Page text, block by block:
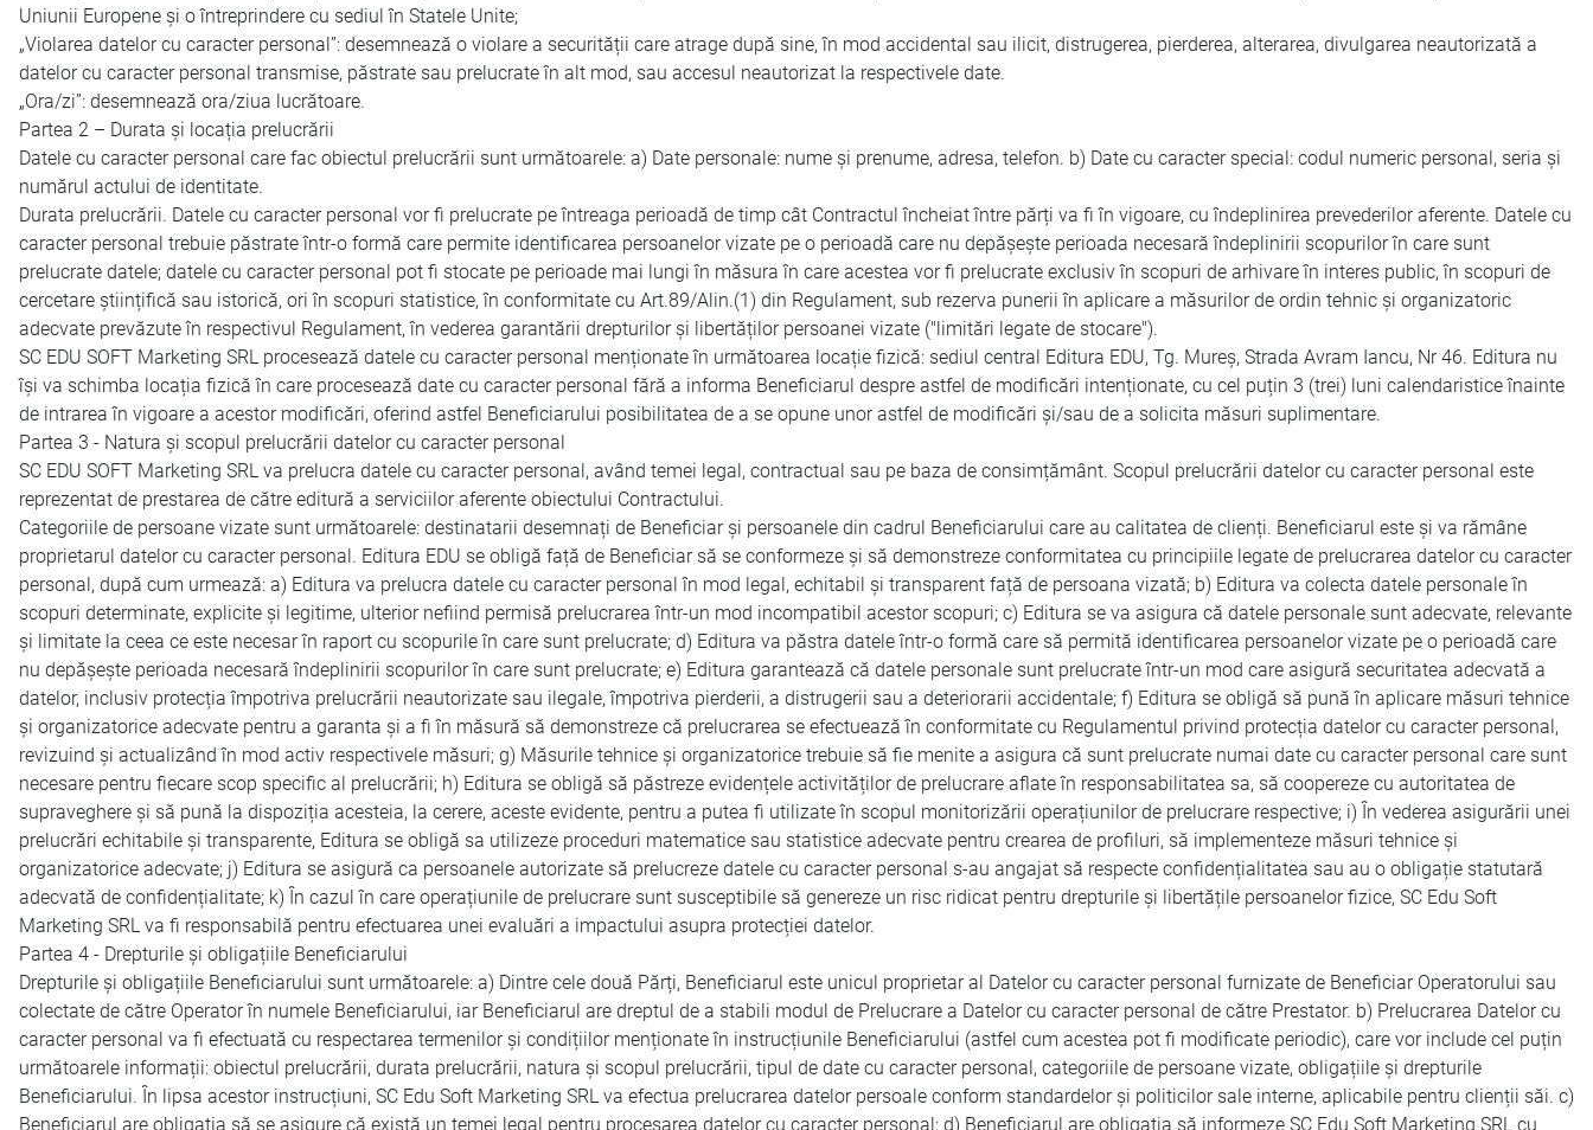
Uniunii Europene și o întreprindere cu sediul în Statele Unite;
„Violarea datelor cu caracter personal”: desemnează o violare a securității care atrage după sine, în mod accidental sau ilicit, distrugerea, pierderea, alterarea, divulgarea neautorizată a
datelor cu caracter personal transmise, păstrate sau prelucrate în alt mod, sau accesul neautorizat la respectivele date.
„Ora/zi”: desemnează ora/ziua lucrătoare.
Partea 2 – Durata și locația prelucrării
Datele cu caracter personal care fac obiectul prelucrării sunt următoarele: a) Date personale: nume și prenume, adresa, telefon. b) Date cu caracter special: codul numeric personal, seria și
numărul actului de identitate.
Durata prelucrării. Datele cu caracter personal vor fi prelucrate pe întreaga perioadă de timp cât Contractul încheiat între părți va fi în vigoare, cu îndeplinirea prevederilor aferente. Datele cu
caracter personal trebuie păstrate într-o formă care permite identificarea persoanelor vizate pe o perioadă care nu depășește perioada necesară îndeplinirii scopurilor în care sunt
prelucrate datele; datele cu caracter personal pot fi stocate pe perioade mai lungi în măsura în care acestea vor fi prelucrate exclusiv în scopuri de arhivare în interes public, în scopuri de
cercetare științifică sau istorică, ori în scopuri statistice, în conformitate cu Art.89/Alin.(1) din Regulament, sub rezerva punerii în aplicare a măsurilor de ordin tehnic și organizatoric
adecvate prevăzute în respectivul Regulament, în vederea garantării drepturilor și libertăților persoanei vizate ("limitări legate de stocare").
SC EDU SOFT Marketing SRL procesează datele cu caracter personal menționate în următoarea locație fizică: sediul central Editura EDU, Tg. Mureș, Strada Avram Iancu, Nr 46. Editura nu
își va schimba locația fizică în care procesează date cu caracter personal fără a informa Beneficiarul despre astfel de modificări intenționate, cu cel puțin 3 (trei) luni calendaristice înainte
de intrarea în vigoare a acestor modificări, oferind astfel Beneficiarului posibilitatea de a se opune unor astfel de modificări și/sau de a solicita măsuri suplimentare.
Partea 3 - Natura și scopul prelucrării datelor cu caracter personal
SC EDU SOFT Marketing SRL va prelucra datele cu caracter personal, având temei legal, contractual sau pe baza de consimțământ. Scopul prelucrării datelor cu caracter personal este
reprezentat de prestarea de către editură a serviciilor aferente obiectului Contractului.
Categoriile de persoane vizate sunt următoarele: destinatarii desemnați de Beneficiar și persoanele din cadrul Beneficiarului care au calitatea de clienți. Beneficiarul este și va rămâne
proprietarul datelor cu caracter personal. Editura EDU se obligă față de Beneficiar să se conformeze și să demonstreze conformitatea cu principiile legate de prelucrarea datelor cu caracter
personal, după cum urmează: a) Editura va prelucra datele cu caracter personal în mod legal, echitabil și transparent față de persoana vizată; b) Editura va colecta datele personale în
scopuri determinate, explicite și legitime, ulterior nefiind permisă prelucrarea într-un mod incompatibil acestor scopuri; c) Editura se va asigura că datele personale sunt adecvate, relevante
și limitate la ceea ce este necesar în raport cu scopurile în care sunt prelucrate; d) Editura va păstra datele într-o formă care să permită identificarea persoanelor vizate pe o perioadă care
nu depășește perioada necesară îndeplinirii scopurilor în care sunt prelucrate; e) Editura garantează că datele personale sunt prelucrate într-un mod care asigură securitatea adecvată a
datelor, inclusiv protecția împotriva prelucrării neautorizate sau ilegale, împotriva pierderii, a distrugerii sau a deteriorarii accidentale; f) Editura se obligă să pună în aplicare măsuri tehnice
și organizatorice adecvate pentru a garanta și a fi în măsură să demonstreze că prelucrarea se efectuează în conformitate cu Regulamentul privind protecția datelor cu caracter personal,
revizuind și actualizând în mod activ respectivele măsuri; g) Măsurile tehnice și organizatorice trebuie să fie menite a asigura că sunt prelucrate numai date cu caracter personal care sunt
necesare pentru fiecare scop specific al prelucrării; h) Editura se obligă să păstreze evidențele activităților de prelucrare aflate în responsabilitatea sa, să coopereze cu autoritatea de
supraveghere și să pună la dispoziția acesteia, la cerere, aceste evidente, pentru a putea fi utilizate în scopul monitorizării operațiunilor de prelucrare respective; i) În vederea asigurării unei
prelucrări echitabile și transparente, Editura se obligă sa utilizeze proceduri matematice sau statistice adecvate pentru crearea de profiluri, să implementeze măsuri tehnice și
organizatorice adecvate; j) Editura se asigură ca persoanele autorizate să prelucreze datele cu caracter personal s-au angajat să respecte confidențialitatea sau au o obligație statutară
adecvată de confidențialitate; k) În cazul în care operațiunile de prelucrare sunt susceptibile să genereze un risc ridicat pentru drepturile și libertățile persoanelor fizice, SC Edu Soft
Marketing SRL va fi responsabilă pentru efectuarea unei evaluări a impactului asupra protecției datelor.
Partea 4 - Drepturile și obligațiile Beneficiarului
Drepturile și obligațiile Beneficiarului sunt următoarele: a) Dintre cele două Părți, Beneficiarul este unicul proprietar al Datelor cu caracter personal furnizate de Beneficiar Operatorului sau
colectate de către Operator în numele Beneficiarului, iar Beneficiarul are dreptul de a stabili modul de Prelucrare a Datelor cu caracter personal de către Prestator. b) Prelucrarea Datelor cu
caracter personal va fi efectuată cu respectarea termenilor și condițiilor menționate în instrucțiunile Beneficiarului (astfel cum acestea pot fi modificate periodic), care vor include cel puțin
următoarele informații: obiectul prelucrării, durata prelucrării, natura și scopul prelucrării, tipul de date cu caracter personal, categoriile de persoane vizate, obligațiile și drepturile
Beneficiarului. În lipsa acestor instrucțiuni, SC Edu Soft Marketing SRL va efectua prelucrarea datelor persoale conform standardelor și politicilor sale interne, aplicabile pentru clienții săi. c)
Beneficiarul are obligația să se asigure că există un temei legal pentru procesarea datelor cu caracter personal; d) Beneficiarul are obligația să informeze SC Edu Soft Marketing SRL cu